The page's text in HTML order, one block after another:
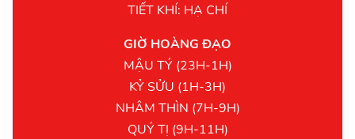
TIẾT KHÍ: HẠ CHÍ
GIỜ HOÀNG ĐẠO
MẬU TÝ (23H-1H)
KỶ SỬU (1H-3H)
NHÂM THÌN (7H-9H)
QUÝ TỊ (9H-11H)